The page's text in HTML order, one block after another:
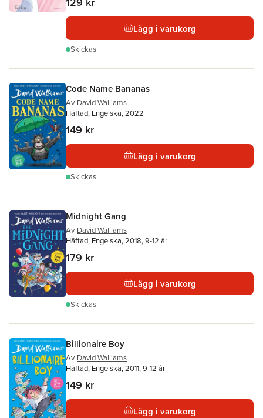
Lägg i varukorg
Skickas
Code Name Bananas
Av David Walliams
Häftad, Engelska, 2022
149 kr
Lägg i varukorg
Skickas
Midnight Gang
Av David Walliams
Häftad, Engelska, 2018, 9-12 år
179 kr
Lägg i varukorg
Skickas
Billionaire Boy
Av David Walliams
Häftad, Engelska, 2011, 9-12 år
149 kr
Lägg i varukorg